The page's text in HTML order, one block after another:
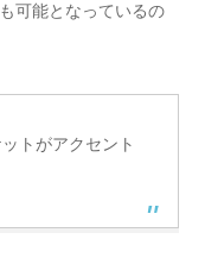
可能となっているの
トがアクセント